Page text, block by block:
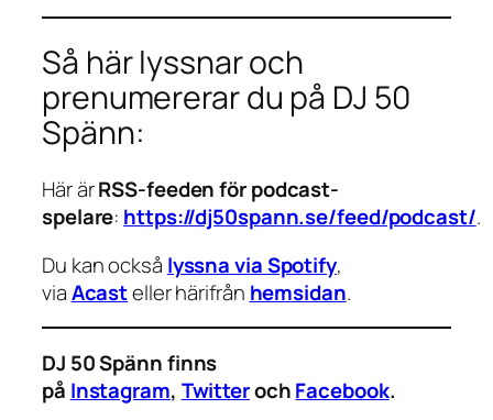
Så här lyssnar och
prenumererar du på DJ 50
Spänn:
Här ärRSS-feeden för podcast-
spelare: https://dj50spann.se/feed/podcast/.
Du kan också lyssna via Spotify,
viaAcasteller härifrån hemsidan.
DJ 50 Spänn finns
på Instagram, TwitterochFacebook.